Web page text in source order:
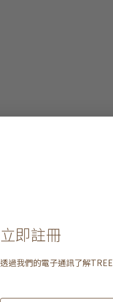
立即註冊
透過我們的電子通訊了解TREE